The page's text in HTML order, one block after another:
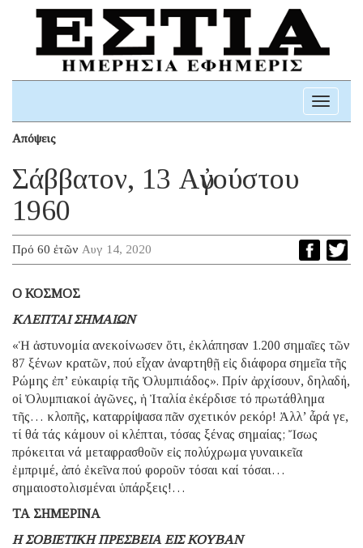
Toggle
Απόψεις
Σάββατον, 13 Αὐγούστου
1960
Πρό 60 ἐτῶν Αυγ 14, 2020
Ο ΚΟΣΜΟΣ
ΚΛΕΠΤΑΙ ΣΗΜΑΙΩΝ
«Ἡ ἀστυνομία ανεκοίνωσεν ὅτι, ἐκλάπησαν 1.200 σημαῖες τῶν
87 ξένων κρατῶν, πού εἶχαν ἀναρτηθῇ εἰς διάφορα σημεῖα τῆς
Ρώμης ἐπ’ εὐκαιρίᾳ τῆς Ὀλυμπιάδος». Πρίν ἀρχίσουν, δηλαδή,
οἱ Ὀλυμπιακοί ἀγῶνες, ἡ Ἰταλία ἐκέρδισε τό πρωτάθλημα
τῆς… κλοπῆς, καταρρίψασα πᾶν σχετικόν ρεκόρ! Ἀλλ’ ἆρά γε,
τί θά τάς κάμουν οἱ κλέπται, τόσας ξένας σημαίας; Ἴσως
πρόκειται νά μεταφρασθοῦν εἰς πολύχρωμα γυναικεῖα
ἐμπριμέ, ἀπό ἐκεῖνα πού φοροῦν τόσαι καί τόσαι…
σημαιοστολισμέναι ὑπάρξεις!…
ΤΑ ΣΗΜΕΡΙΝΑ
Η ΣΟΒΙΕΤΙΚΗ ΠΡΕΣΒΕΙΑ ΕΙΣ ΚΟΥΒΑΝ